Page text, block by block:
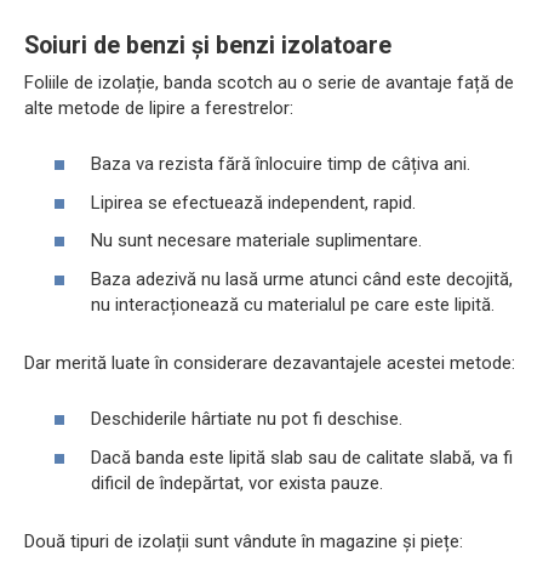
Soiuri de benzi și benzi izolatoare
Foliile de izolație, banda scotch au o serie de avantaje față de
alte metode de lipire a ferestrelor:
Baza va rezista fără înlocuire timp de câțiva ani.
Lipirea se efectuează independent, rapid.
Nu sunt necesare materiale suplimentare.
Baza adezivă nu lasă urme atunci când este decojită,
nu interacționează cu materialul pe care este lipită.
Dar merită luate în considerare dezavantajele acestei metode:
Deschiderile hârtiate nu pot fi deschise.
Dacă banda este lipită slab sau de calitate slabă, va fi
dificil de îndepărtat, vor exista pauze.
Două tipuri de izolații sunt vândute în magazine și piețe: